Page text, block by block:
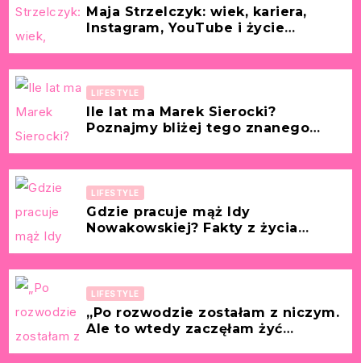
Maja Strzelczyk: wiek, kariera,
Instagram, YouTube i życie
LIFESTYLE
Ile lat ma Marek Sierocki?
Poznajmy bliżej tego znanego
LIFESTYLE
Gdzie pracuje mąż Idy
Nowakowskiej? Fakty z życia
LIFESTYLE
„Po rozwodzie zostałam z niczym.
Ale to wtedy zaczęłam żyć